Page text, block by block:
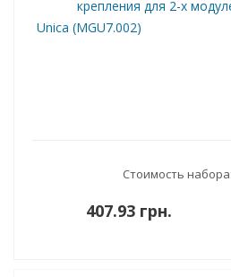
крепления для 2-х
Unica (MGU7.002)
Стоимость набора:
407.93 грн.